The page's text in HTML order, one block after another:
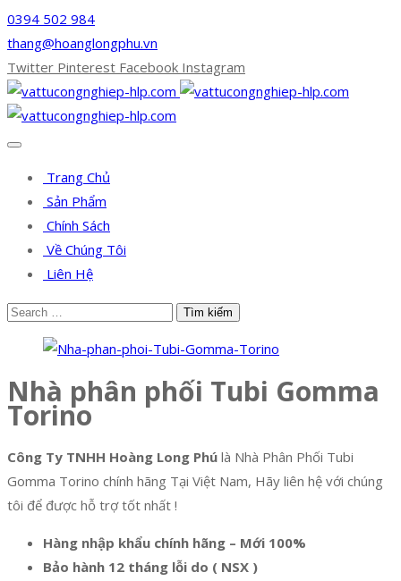
0394 502 984
thang@hoanglongphu.vn
Twitter Pinterest Facebook Instagram
Trang Chủ
Sản Phẩm
Chính Sách
Về Chúng Tôi
Liên Hệ
Nhà phân phối Tubi Gomma
Torino
Công Ty TNHH Hoàng Long Phú là Nhà Phân Phối Tubi
Gomma Torino chính hãng Tại Việt Nam, Hãy liên hệ với chúng
tôi để được hỗ trợ tốt nhất !
Hàng nhập khẩu chính hãng – Mới 100%
Bảo hành 12 tháng lỗi do ( NSX )